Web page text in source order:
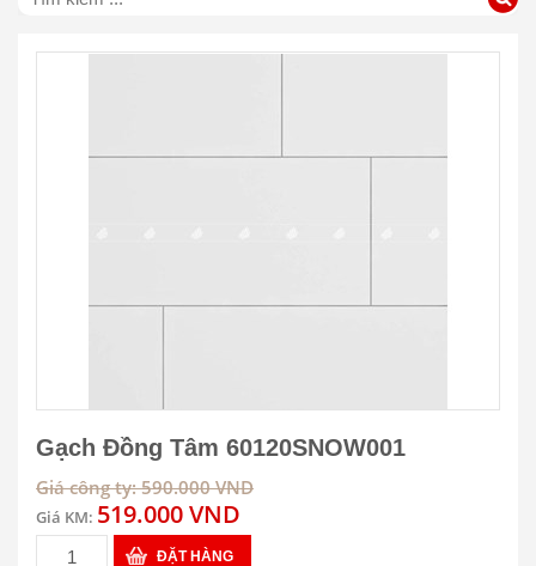
Gạch Đồng Tâm 60120SNOW001
Giá công ty: 590.000 VND
Giá KM: 519.000 VND
ĐẶT HÀNG